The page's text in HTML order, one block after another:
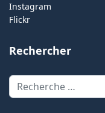
Instagram
Flickr
Rechercher
Rechercher